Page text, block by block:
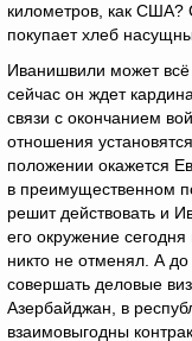
километров, как США?
покупает хлеб
Иванишвили может всё
сейчас он ждет
связи с окончанием
отношения
положении окажется
в преимущественном
решит действовать и
его окружение
никто не отменял. А
совершать деловые
Азербайджан, в
взаимовыгодны